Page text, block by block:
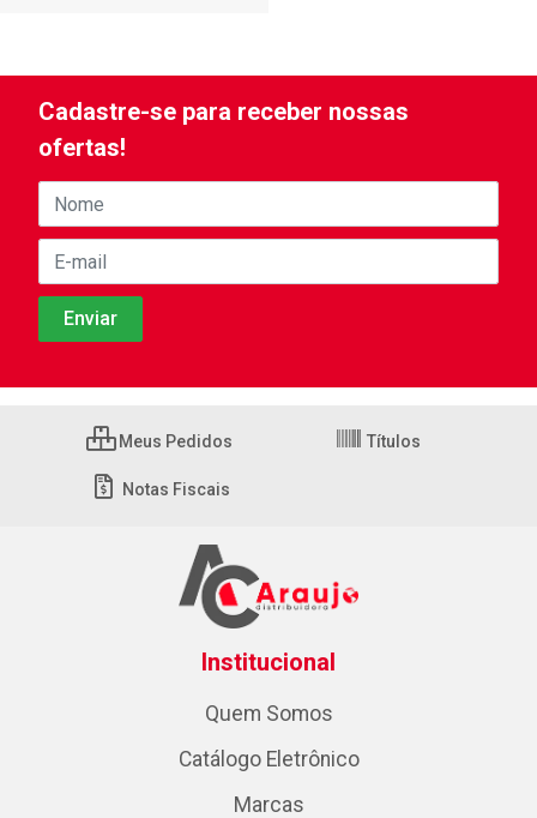
Cadastre-se para receber nossas
ofertas!
Meus Pedidos Títulos
Notas Fiscais
Institucional
Quem Somos
Catálogo Eletrônico
Marcas